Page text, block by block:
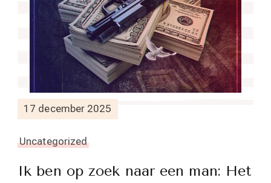
17 december 2025
Uncategorized
Ik ben op zoek naar een man: Het